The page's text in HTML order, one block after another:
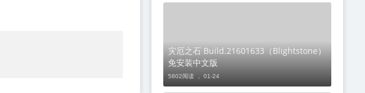
灾厄之石 Build.21601633（Blightstone）
免安装中文版
5802阅读 ， 01-24